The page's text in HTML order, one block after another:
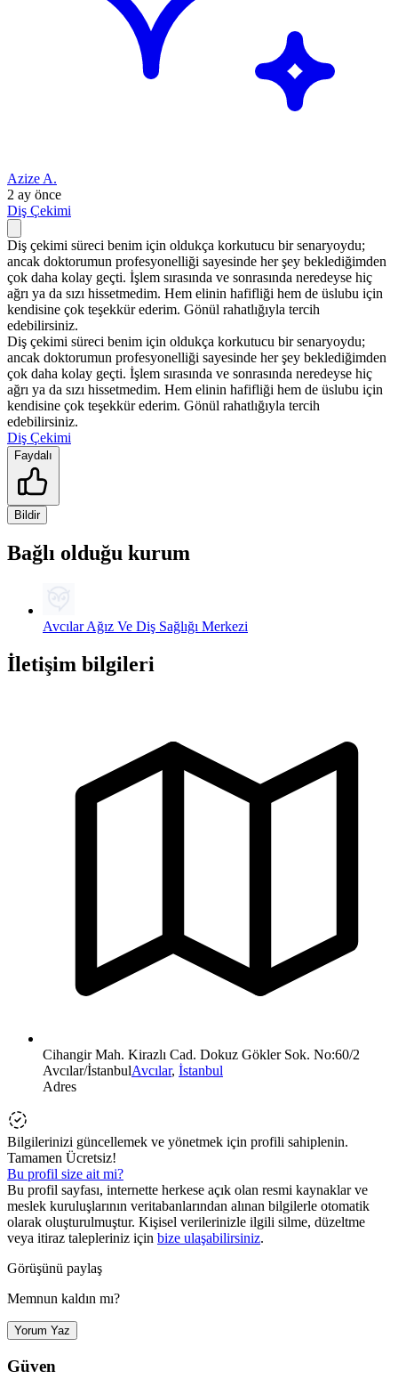
Azize A.
2 ay önce
Diş Çekimi
Diş çekimi süreci benim için oldukça korkutucu bir senaryoydu;
ancak doktorumun profesyonelliği sayesinde her şey beklediğimden
çok daha kolay geçti. İşlem sırasında ve sonrasında neredeyse hiç
ağrı ya da sızı hissetmedim. Hem elinin hafifliği hem de üslubu için
kendisine çok teşekkür ederim. Gönül rahatlığıyla tercih
edebilirsiniz.
Diş çekimi süreci benim için oldukça korkutucu bir senaryoydu;
ancak doktorumun profesyonelliği sayesinde her şey beklediğimden
çok daha kolay geçti. İşlem sırasında ve sonrasında neredeyse hiç
ağrı ya da sızı hissetmedim. Hem elinin hafifliği hem de üslubu için
kendisine çok teşekkür ederim. Gönül rahatlığıyla tercih
edebilirsiniz.
Diş Çekimi
Faydalı
Bildir
Bağlı olduğu kurum
Avcılar Ağız Ve Diş Sağlığı Merkezi
İletişim bilgileri
Cihangir Mah. Kirazlı Cad. Dokuz Gökler Sok. No:60/2
Avcılar/İstanbulAvcılar, İstanbul
Adres
Bilgilerinizi güncellemek ve yönetmek için profili sahiplenin.
Tamamen Ücretsiz!
Bu profil size ait mi?
Bu profil sayfası, internette herkese açık olan resmi kaynaklar ve
meslek kuruluşlarının veritabanlarından alınan bilgilerle otomatik
olarak oluşturulmuştur. Kişisel verilerinizle ilgili silme, düzeltme
veya itiraz talepleriniz için bize ulaşabilirsiniz.
Görüşünü paylaş
Memnun kaldın mı?
Yorum Yaz
Güven